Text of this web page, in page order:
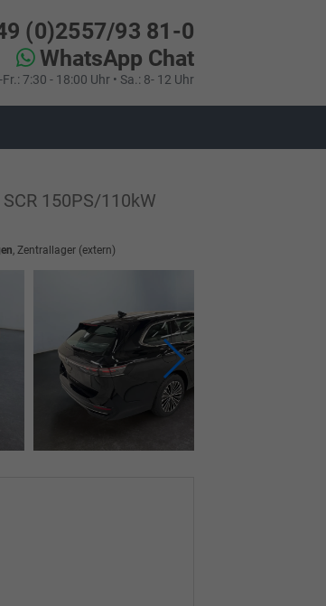
(0)2557/93 81-0
WhatsApp Chat
7:30 - 18:00 Uhr • Sa.: 8- 12 Uhr
150PS/110kW
, Zentrallager (extern)